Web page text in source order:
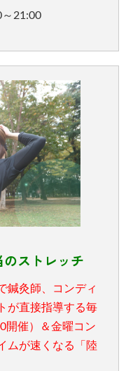
21:00
ストレッチ
鍼灸師、コンディ
が直接指導する毎
開催）＆金曜コン
ムが速くなる「陸